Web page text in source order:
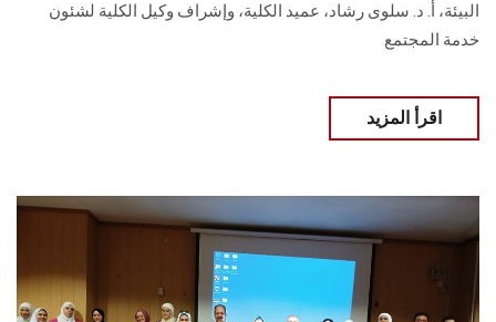
البيئة، أ. د. سلوى رشاد، عميد الكلية، وإشراف وكيل الكلية ‏لشئون
خدمة المجتمع
اقرأ المزيد